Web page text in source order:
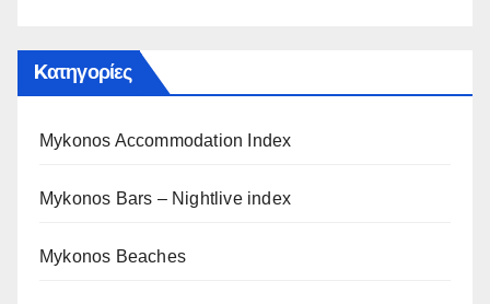
Kατηγορίες
Mykonos Accommodation Index
Mykonos Bars – Nightlive index
Mykonos Beaches